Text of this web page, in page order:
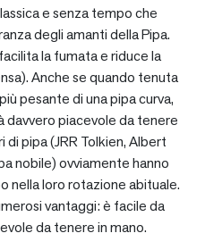
e senza tempo che
degli amanti della Pipa.
la fumata e riduce la
Anche se quando tenuta
pesante di una pipa curva,
davvero piacevole da tenere
pipa (JRR Tolkien, Albert
nobile) ovviamente hanno
nella loro rotazione abituale.
vantaggi: è facile da
da tenere in mano.